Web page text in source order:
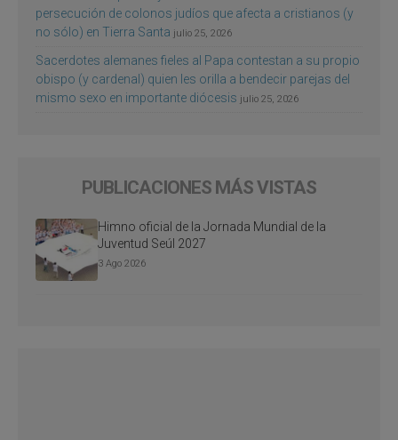
persecución de colonos judíos que afecta a cristianos (y
no sólo) en Tierra Santa julio 25, 2026
Sacerdotes alemanes fieles al Papa contestan a su propio
obispo (y cardenal) quien les orilla a bendecir parejas del
mismo sexo en importante diócesis julio 25, 2026
PUBLICACIONES MÁS VISTAS
Himno oficial de la Jornada Mundial de la
Juventud Seúl 2027
3 Ago 2026